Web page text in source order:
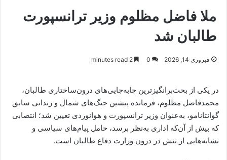
ملا فاضل مظلوم وزیر ترانسپورت
طالبان شد
فبروری 14, 2026 0
در یکی از بحث‌برانگیزترین جابه‌جایی‌های درون‌ساختاری طالبان،
محمدفاضل مظلوم، فرمانده پیشین جنگ‌های شمال و زندانی سابق
گوانتانامو، به‌عنوان وزیر ترانسپورت و هوانوردی تعیین شد؛ انتصابی
که بیش از آن‌که اداری به‌نظر برسد، حامل پیام‌های سیاسی و
نشانه‌هایی از تنش در درون وزارت دفاع طالبان است.